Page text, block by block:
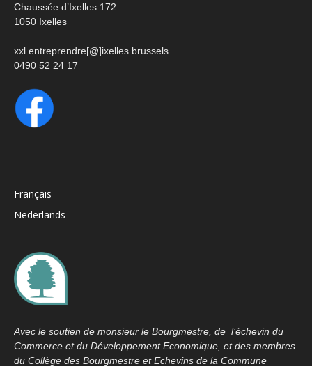
Chaussée d’Ixelles 172
1050 Ixelles
xxl.entreprendre[@]ixelles.brussels
0490 52 24 17
Français
Nederlands
Avec le soutien de monsieur le Bourgmestre, de l’échevin du
Commerce et du Développement Economique, et des membres
du Collège des Bourgmestre et Echevins de la Commune